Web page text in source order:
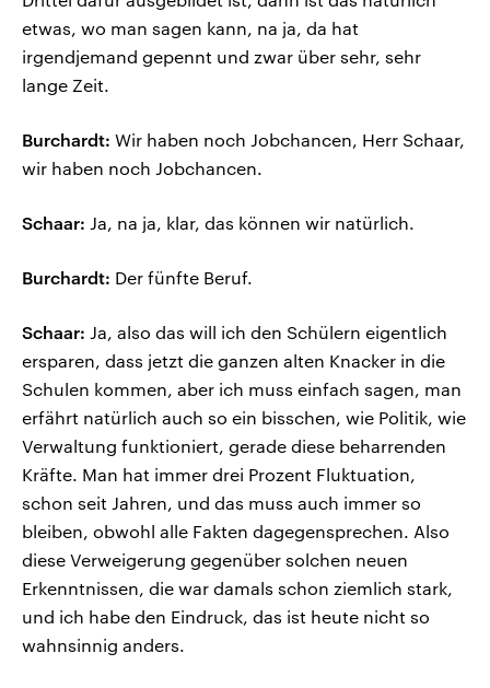
etwas, wo man sagen kann, na ja, da hat
irgendjemand gepennt und zwar über sehr, sehr
lange Zeit.
Burchardt: Wir haben noch Jobchancen, Herr Schaar,
wir haben noch Jobchancen.
Schaar: Ja, na ja, klar, das können wir natürlich.
Burchardt: Der fünfte Beruf.
Schaar: Ja, also das will ich den Schülern eigentlich
ersparen, dass jetzt die ganzen alten Knacker in die
Schulen kommen, aber ich muss einfach sagen, man
erfährt natürlich auch so ein bisschen, wie Politik, wie
Verwaltung funktioniert, gerade diese beharrenden
Kräfte. Man hat immer drei Prozent Fluktuation,
schon seit Jahren, und das muss auch immer so
bleiben, obwohl alle Fakten dagegensprechen. Also
diese Verweigerung gegenüber solchen neuen
Erkenntnissen, die war damals schon ziemlich stark,
und ich habe den Eindruck, das ist heute nicht so
wahnsinnig anders.